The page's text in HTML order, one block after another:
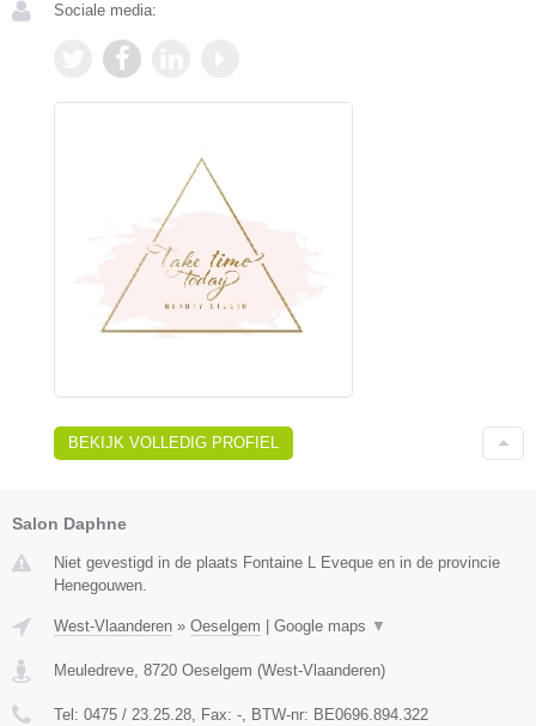
Sociale media:
BEKIJK VOLLEDIG PROFIEL
Salon Daphne
Niet gevestigd in de plaats Fontaine L Eveque en in de provincie
Henegouwen.
West-Vlaanderen » Oeselgem Google maps ▼
Meuledreve, 8720 Oeselgem (West-Vlaanderen)
Tel: 0475 / 23.25.28, Fax: -, BTW-nr: BE0696.894.322